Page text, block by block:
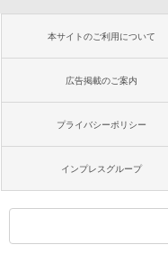
本サイトのご利用について
広告掲載のご案内
プライバシーポリシー
インプレスグループ